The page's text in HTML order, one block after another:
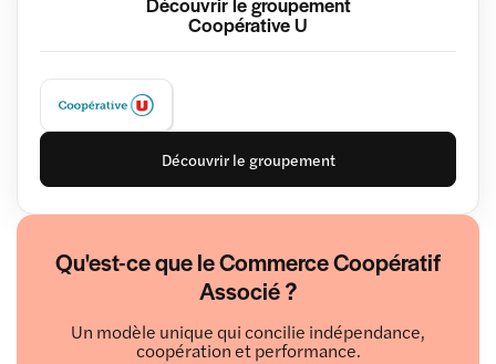
Coopérative U
Découvrir le groupement
Qu'est-ce que le Commerce Coopératif
Associé ?
Un modèle unique qui concilie indépendance,
coopération et performance.